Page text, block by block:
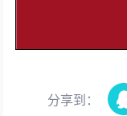
分享到：